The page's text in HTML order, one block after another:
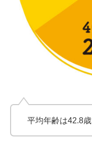
平均年齢は42.8歳